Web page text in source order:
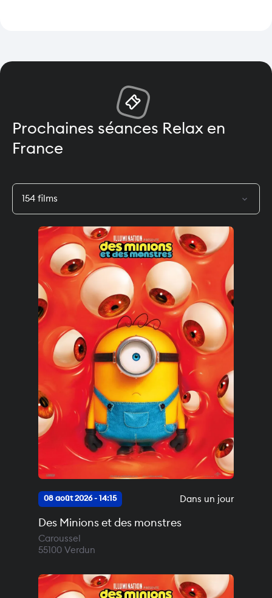
Prochaines séances Relax en
France
expand_more
08 août 2026 - 14:15 Dans un jour
Des Minions et des monstres
Caroussel
55100 Verdun